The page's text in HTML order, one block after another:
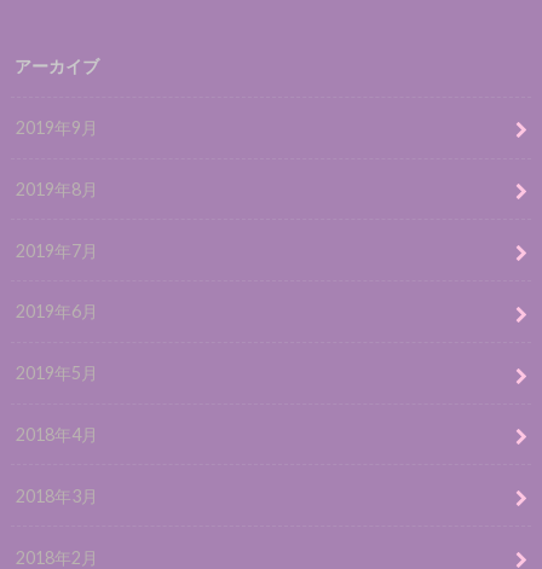
アーカイブ
2019年9月
2019年8月
2019年7月
2019年6月
2019年5月
2018年4月
2018年3月
2018年2月